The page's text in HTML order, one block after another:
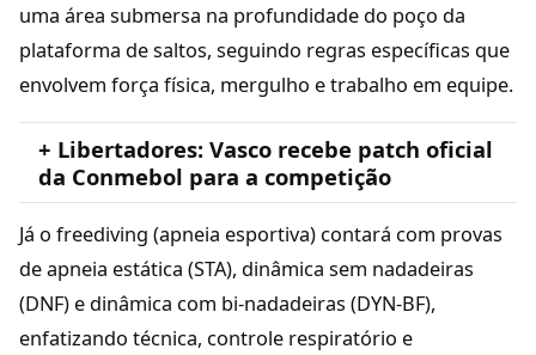
uma área submersa na profundidade do poço da
plataforma de saltos, seguindo regras específicas que
envolvem força física, mergulho e trabalho em equipe.
+ Libertadores: Vasco recebe patch oficial
da Conmebol para a competição
Já o freediving (apneia esportiva) contará com provas
de apneia estática (STA), dinâmica sem nadadeiras
(DNF) e dinâmica com bi-nadadeiras (DYN-BF),
enfatizando técnica, controle respiratório e